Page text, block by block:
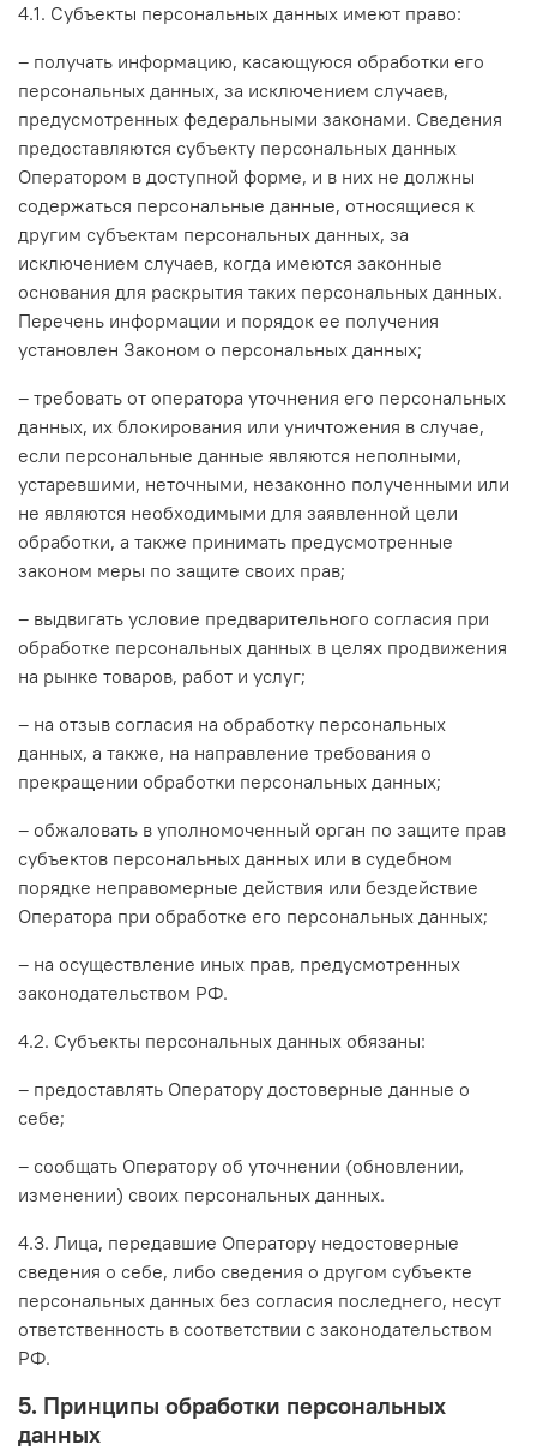
4.1. Субъекты персональных данных имеют право:
– получать информацию, касающуюся обработки его
персональных данных, за исключением случаев,
предусмотренных федеральными законами. Сведения
предоставляются субъекту персональных данных
Оператором в доступной форме, и в них не должны
содержаться персональные данные, относящиеся к
другим субъектам персональных данных, за
исключением случаев, когда имеются законные
основания для раскрытия таких персональных данных.
Перечень информации и порядок ее получения
установлен Законом о персональных данных;
– требовать от оператора уточнения его персональных
данных, их блокирования или уничтожения в случае,
если персональные данные являются неполными,
устаревшими, неточными, незаконно полученными или
не являются необходимыми для заявленной цели
обработки, а также принимать предусмотренные
законом меры по защите своих прав;
– выдвигать условие предварительного согласия при
обработке персональных данных в целях продвижения
на рынке товаров, работ и услуг;
– на отзыв согласия на обработку персональных
данных, а также, на направление требования о
прекращении обработки персональных данных;
– обжаловать в уполномоченный орган по защите прав
субъектов персональных данных или в судебном
порядке неправомерные действия или бездействие
Оператора при обработке его персональных данных;
– на осуществление иных прав, предусмотренных
законодательством РФ.
4.2. Субъекты персональных данных обязаны:
– предоставлять Оператору достоверные данные о
себе;
– сообщать Оператору об уточнении (обновлении,
изменении) своих персональных данных.
4.3. Лица, передавшие Оператору недостоверные
сведения о себе, либо сведения о другом субъекте
персональных данных без согласия последнего, несут
ответственность в соответствии с законодательством
РФ.
5. Принципы обработки персональных
данных